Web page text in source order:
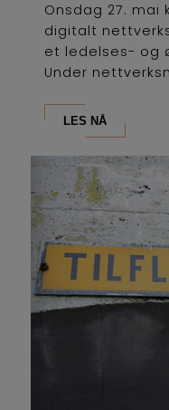
Onsdag 27. mai
digitalt
et ledelses- og
Under
LES NÅ